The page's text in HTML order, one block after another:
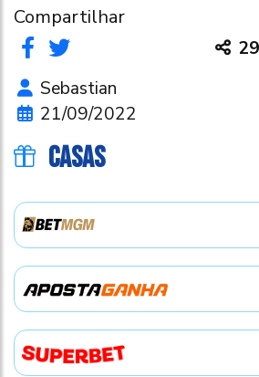
Compartilhar
Sebastian
21/09/2022
CASAS